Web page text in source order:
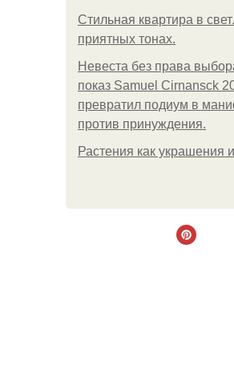
Стильная квартира в
приятных тонах.
Невеста без права
показ Samuel Cirnansck
превратил подиум в
против принуждения.
Растения как украшения